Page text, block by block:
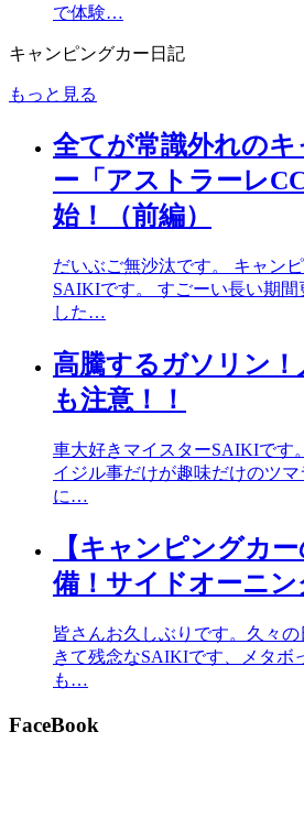
で体験…
キャンピングカー日記
もっと見る
全てが常識外れの
ー「アストラーレ
始！（前編）
だいぶご無沙汰です。 キャン
SAIKIです。 すごーい長い期
した…
高騰するガソリン
も注意！！
車大好きマイスターSAIKIです
イジル事だけが趣味だけのツ
に…
【キャンピングカ
備！サイドオーニン
皆さんお久しぶりです。久々
きて残念なSAIKIです、メタボ
も…
FaceBook